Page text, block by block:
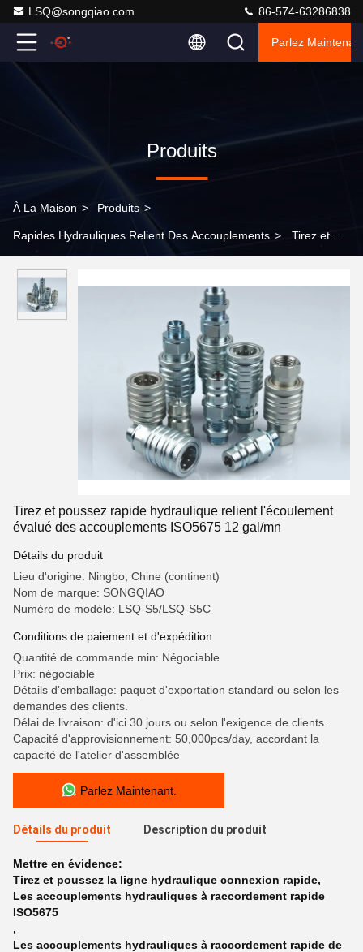
LSQ@songqiao.com 86-574-63286838
Parlez
Produits
À La Maison > Produits >
Rapides Hydrauliques Relient Des Accouplements > Tirez et
accouplements ISO5675 12 gal/mn
Tirez et poussez rapide hydraulique relient l'écoulement
évalué des accouplements ISO5675 12 gal/mn
Détails du produit
Lieu d'origine: Ningbo, Chine (continent)
Nom de marque: SONGQIAO
Numéro de modèle: LSQ-S5/LSQ-S5C
Conditions de paiement et d'expédition
Quantité de commande min: Négociable
Prix: négociable
Détails d'emballage: paquet d'exportation standard ou selon les
demandes des clients.
Délai de livraison: d'ici 30 jours ou selon l'exigence de clients.
Capacité d'approvisionnement: 50,000pcs/day, accordant la
capacité de l'atelier d'assemblée
Parlez Maintenant.
Détails du produit Description du produit
Mettre en évidence:
Tirez et poussez la ligne hydraulique connexion rapide,
Les accouplements hydrauliques à raccordement rapide
ISO5675
,
Les accouplements hydrauliques à raccordement rapide de